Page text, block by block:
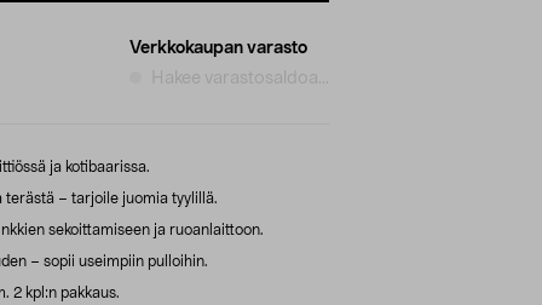
Verkkokaupan varasto
Hakee varastosaldoa...
ja kotibaarissa.
– tarjoile juomia tyylillä.
sekoittamiseen ja ruoanlaittoon.
– sopii useimpiin pulloihin.
2 kpl:n pakkaus.